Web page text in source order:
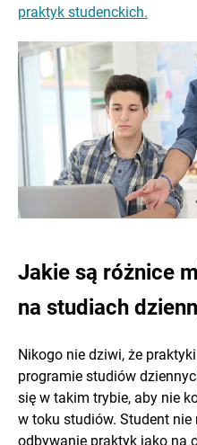
praktyk studenckich.
Jakie są różnice
na studiach
Nikogo nie dziwi, że
programie studiów
się w takim trybie, aby nie
w toku studiów. Student nie
odbywanie praktyk jako na